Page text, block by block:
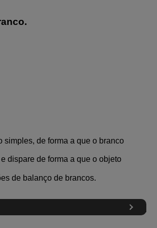
simples, de forma a que o branco
e dispare de forma a que o objeto
de balanço de brancos.